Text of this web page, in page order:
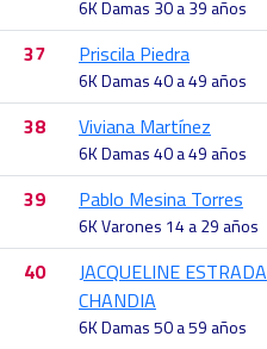
6K Damas 30 a 39 años
37 Priscila Piedra
6K Damas 40 a 49 años
38 Viviana Martínez
6K Damas 40 a 49 años
39 Pablo Mesina Torres
6K Varones 14 a 29 años
40
JACQUELINE ESTRADA
CHANDIA
6K Damas 50 a 59 años